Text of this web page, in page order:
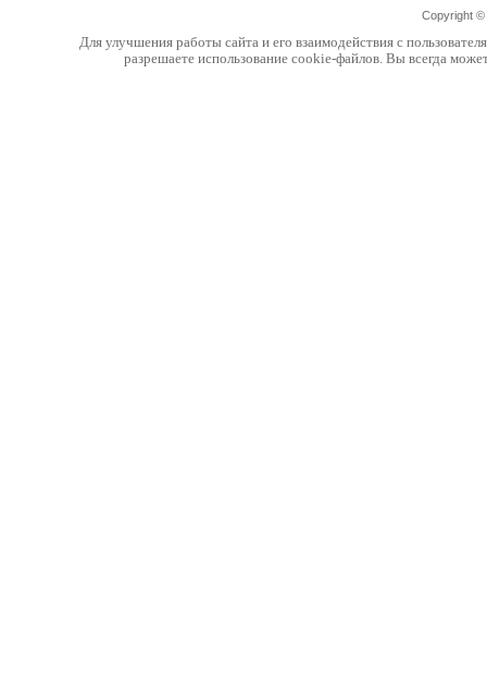
Copyright ©
Для улучшения работы сайта и его взаимодействия с
разрешаете использование cookie-файлов. Вы всегда